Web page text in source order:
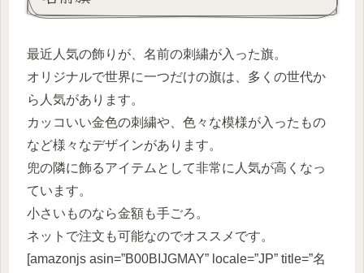
最近人気の飾りが、名前の刺繍が入った旗。
オリジナルで世界に一つだけの旗は、多くの世代か
ら人気があります。
カッコいい金色の刺繍や、色々な模様が入ったもの
など様々なデザインがあります。
兜の隣に飾るアイテムとして非常に人気が高くなっ
ています。
小さいものなら金額も手ごろ。
ネットで注文も可能なのでオススメです。
[amazonjs asin=”B00BIJGMAY” locale=”JP” title=”名